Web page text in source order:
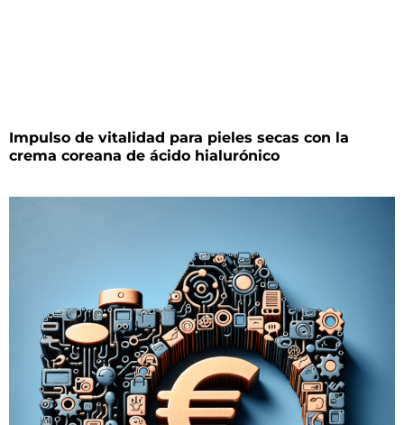
Impulso de vitalidad para pieles secas con la
crema coreana de ácido hialurónico